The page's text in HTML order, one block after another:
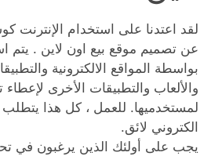
لقد اعتدنا على استخدام الإنترنت
عن تصميم موقع بيع اون لاين . يتم
بواسطة المواقع الالكترونية
والألعاب والتطبيقات الأخرى لإعطاء
لمستخدميها. للعمل ، كل هذا
الكتروني لائق.
يجب على أولئك الذين يرغبون في